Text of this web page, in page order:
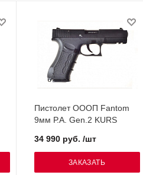
Пистолет ОООП Fantom
9мм Р.А. Gen.2 KURS
34 990 руб. /шт
ЗАКАЗАТЬ